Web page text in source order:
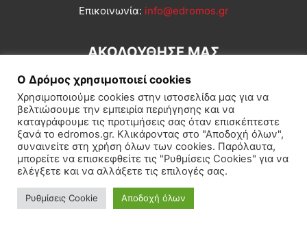
Επικοινωνία: info@edromos.gr
ΑΚΟΛΟΥΘΗΣΕ ΜΑΣ
Εγγραφή συνδρομητή Πολιτική Διεθνή Κοινωνία
Πολιτισμός Αφιερώματα
© Δρόμος της Αριστεράς
Ο Δρόμος χρησιμοποιεί cookies
Χρησιμοποιούμε cookies στην ιστοσελίδα μας για να
βελτιώσουμε την εμπειρία περιήγησης και να
καταγράφουμε τις προτιμήσεις σας όταν επισκέπτεστε
ξανά το edromos.gr. Κλικάροντας στο "Αποδοχή όλων",
συναινείτε στη χρήση όλων των cookies. Παρόλαυτα,
μπορείτε να επισκεφθείτε τις "Ρυθμίσεις Cookies" για να
ελέγξετε και να αλλάξετε τις επιλογές σας.
Ρυθμίσεις Cookie Αποδοχή όλων